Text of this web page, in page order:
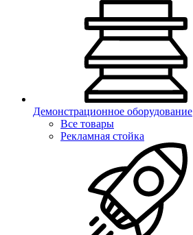
Демонстрационное оборудование
Все товары
Рекламная стойка